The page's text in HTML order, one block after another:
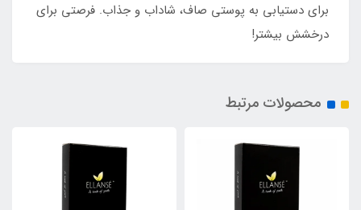
برای دستیابی به پوستی صاف، شاداب و جذاب. فرصتی برای
درخشش بیشتر!
محصولات مرتبط